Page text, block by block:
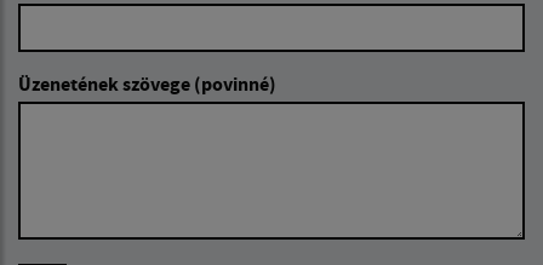
Üzenetének szövege (povinné)